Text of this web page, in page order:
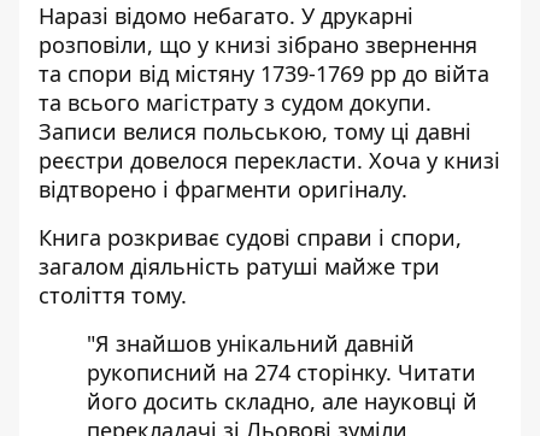
Наразі відомо небагато. У друкарні
розповіли, що у книзі зібрано звернення
та спори від містяну 1739-1769 рр до війта
та всього магістрату з судом докупи.
Записи велися польською, тому ці давні
реєстри довелося перекласти. Хоча у книзі
відтворено і фрагменти оригіналу.
Книга розкриває судові справи і спори,
загалом діяльність ратуші майже три
століття тому.
"Я знайшов унікальний давній
рукописний на 274 сторінку. Читати
його досить складно, але науковці й
перекладачі зі Льовові зуміли